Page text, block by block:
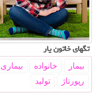
تگهای خاتون یار
بیمار خانواده بیماری
رپورتاژ
تولید